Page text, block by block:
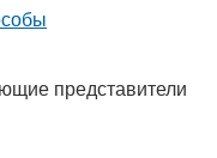
представители